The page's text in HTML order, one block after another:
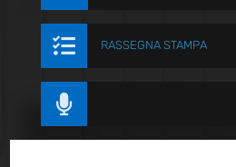
 RASSEGNA STAMPA
